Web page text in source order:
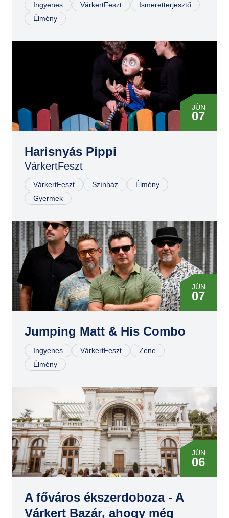
Ingyenes VárkertFeszt
Ismeretterjesztő
Élmény
JÚN
07
Harisnyás Pippi
VárkertFeszt
VárkertFeszt Színház
Élmény
Gyermek
JÚN
07
Jumping Matt & His Combo
Ingyenes VárkertFeszt
Zene
Élmény
JÚN
06
A főváros ékszerdoboza - A
Várkert Bazár, ahogy még